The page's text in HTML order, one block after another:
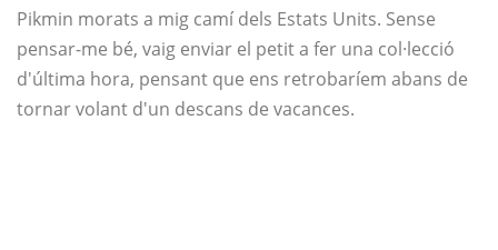
Pikmin morats a mig camí dels Estats Units. Sense
pensar-me bé, vaig enviar el petit a fer una col·lecció
d'última hora, pensant que ens retrobaríem abans de
tornar volant d'un descans de vacances.